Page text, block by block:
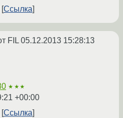
Ссылка
FIL05.12.2013 15:28:13
★★★
+00:00
Ссылка